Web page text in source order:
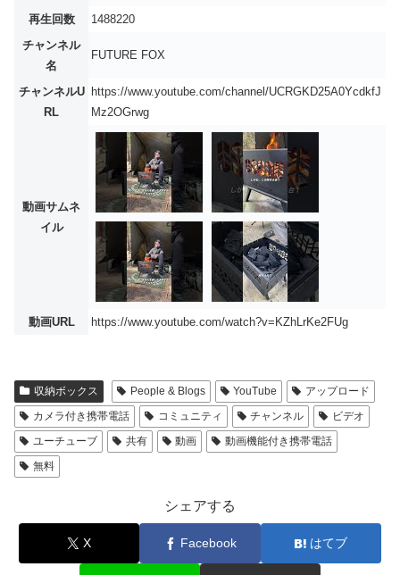
再生回数
1488220
チャンネル
名
FUTURE FOX
チャンネルU
RL
https://www.youtube.com/channel/UCRGKD25A0YcdkfJ
Mz2OGrwg
動画サムネ
イル
動画URL https://www.youtube.com/watch?v=KZhLrKe2FUg
収納ボックス People & Blogs YouTube
アップロード
カメラ付き携帯電話
コミュニティ チャンネル
ビデオ
ユーチューブ
共有 動画
動画機能付き携帯電話
無料
シェアする
X Facebook はてブ